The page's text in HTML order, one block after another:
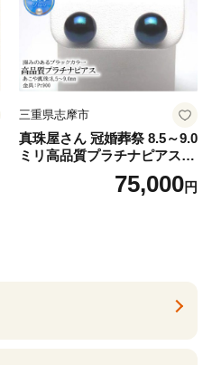
三重県志摩市
真珠屋さん 冠婚葬祭 8.5～9.0
ミリ高品質プラチナピアス P
t900 志摩産アコヤ真珠 ブラ
ックパール 黒真珠75,000円